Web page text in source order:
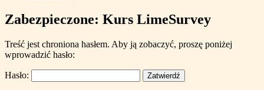
Zabezpieczone: Kurs LimeSurvey
Treść jest chroniona hasłem. Aby ją zobaczyć, proszę poniżej
wprowadzić hasło:
Hasło: